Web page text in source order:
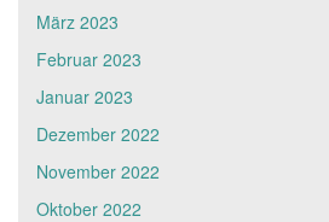
März 2023
Februar 2023
Januar 2023
Dezember 2022
November 2022
Oktober 2022